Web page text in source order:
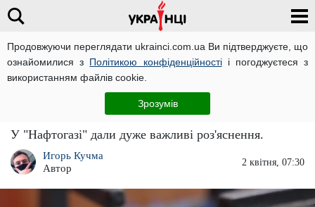
Продовжуючи переглядати ukrainci.com.ua Ви підтверджуєте, що
ознайомилися з Політикою конфіденційностіі погоджуєтеся з
використанням файлів cookie.
Зрозумів
Важливо
Як почистити газові конфорки, якщо погано
горить газ: роз'яснення "Нафтогазу"
У "Нафтогазі" дали дуже важливі роз'яснення.
Игорь Кучма
Автор
2 квітня, 07:30